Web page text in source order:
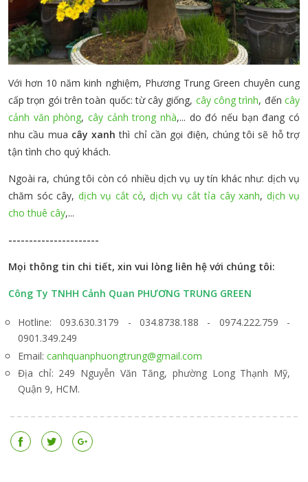
Với hơn 10 năm kinh nghiệm, Phương Trung Green chuyên cung
cấp trọn gói trên toàn quốc: từ cây giống, cây công trình, đếncây
cảnh văn phòng,cây cảnh trong nhà,... do đó nếu bạn đang có
nhu cầu mua cây xanh thì chỉ cần gọi điện, chúng tôi sẽ hỗ trợ
tận tình cho quý khách.
Ngoài ra, chúng tôi còn có nhiều dịch vụ uy tín khác như: dịch vụ
chăm sóc cây, dịch vụ cắt cỏ, dịch vụ cắt tỉa cây xanh, dịch vụ
cho thuê cây,...
----------------------
Mọi thông tin chi tiết, xin vui lòng liên hệ với chúng tôi:
Công Ty TNHH Cảnh Quan PHƯƠNG TRUNG GREEN
Hotline: 093.630.3179 - 034.8738.188 - 0974.222.759 -
0901.349.249
Email: canhquanphuongtrung@gmail.com
Địa chỉ: 249 Nguyễn Văn Tăng, phường Long Thạnh Mỹ,
Quận 9, HCM.